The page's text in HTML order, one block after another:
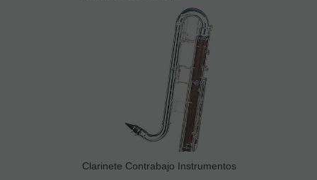
Clarinete Contrabajo Instrumentos